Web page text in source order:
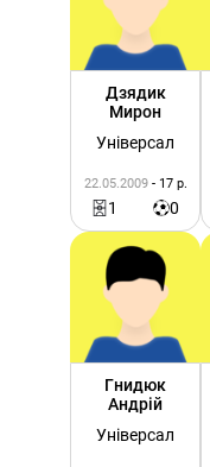
Дзядик
Мирон
Універсал
22.05.2009 - 17 р.
1 0
Гнидюк
Андрій
Універсал